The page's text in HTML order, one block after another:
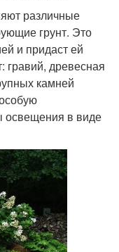
различные
грунт. Это
и придаст ей
гравий, древесная
камней
освещения в виде